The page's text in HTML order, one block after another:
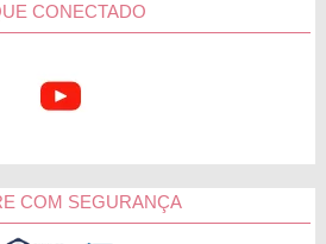
CONECTADO
COM SEGURANÇA